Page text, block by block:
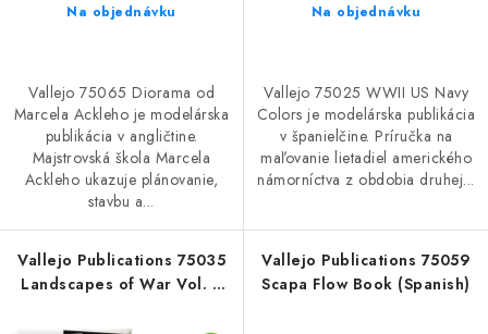
Na objednávku
Vallejo 75065 Diorama od
Marcela Ackleho je modelárska
publikácia v angličtine.
Majstrovská škola Marcela
Ackleho ukazuje plánovanie,
stavbu a...
Na objednávku
Vallejo 75025 WWII US Navy
Colors je modelárska publikácia
v španielčine. Príručka na
maľovanie lietadiel amerického
námorníctva z obdobia druhej...
Vallejo Publications 75035
Landscapes of War Vol. 3
Vallejo Publications 75059
Scapa Flow Book (Spanish)